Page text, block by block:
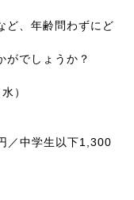
ど、年齢問わずにど
がでしょうか？
）
／中学生以下1,300